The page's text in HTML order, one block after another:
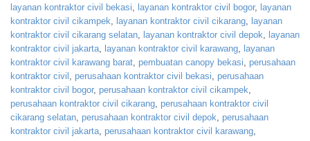
layanan kontraktor civil bekasi
layanan kontraktor civil bogor,
layanan
kontraktor civil cikampek
layanan kontraktor civil cikarang
layanan
kontraktor civil cikarang selatan
layanan kontraktor civil depok
layanan
kontraktor civil jakarta
layanan kontraktor civil karawang
layanan
kontraktor civil karawang barat pembuatan canopy bekasi perusahaan
kontraktor civil
perusahaan kontraktor civil bekasi perusahaan
kontraktor civil bogor, perusahaan kontraktor civil cikampek
perusahaan kontraktor civil cikarang perusahaan kontraktor civil
cikarang selatan perusahaan kontraktor civil depok perusahaan
kontraktor civil jakarta perusahaan kontraktor civil karawang